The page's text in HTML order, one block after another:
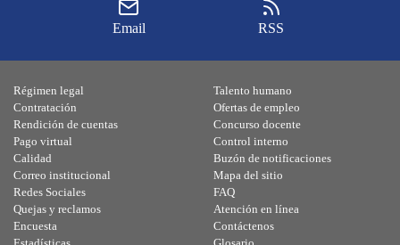
Email RSS
Régimen legal
Contratación
Rendición de cuentas
Pago virtual
Calidad
Talento humano
Ofertas de empleo
Concurso docente
Control interno
Buzón de notificaciones
Correo institucional
Redes Sociales
Quejas y reclamos
Encuesta
Mapa del sitio
FAQ
Atención en línea
Contáctenos